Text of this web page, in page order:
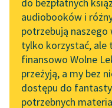
literatury skandynawskiej
Spotkanie z Katarzyną
Tunkiel w Oslo
Wolne Lektury na 32.
Pol’and’Rock Festivalu
audiobooków i
potrzebują naszego
tylko korzystać, ale
finansowo Wolne
przeżyją, a my bez
dostępu do
potrzebnych